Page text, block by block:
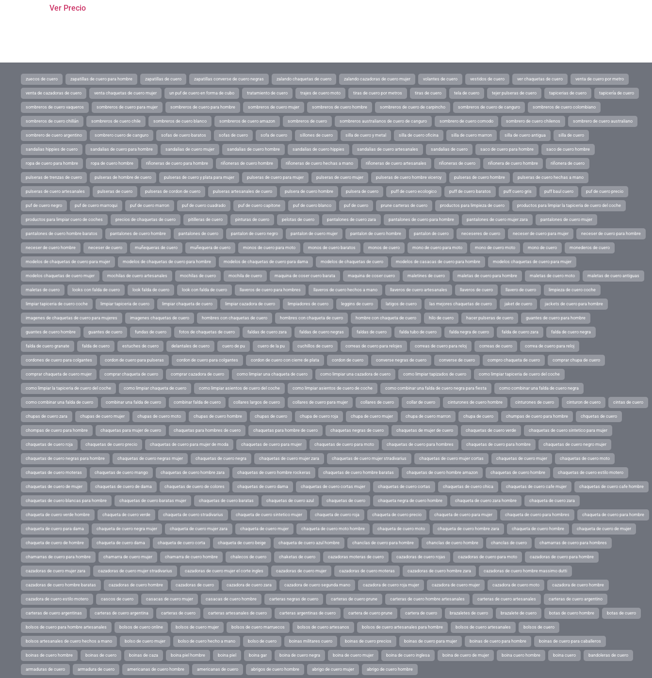
Ver Precio
zuecos de cuero zapatillas de cuero para hombre zapatillas de cuero zapatillas converse de cuero negras zalando chaquetas de cuero zalando cazadoras de cuero mujer volantes de cuero vestidos de cuero ver chaquetas de cuero venta de cuero por metro
venta de cazadoras de cuero venta chaquetas de cuero mujer un puf de cuero en forma de cubo tratamiento de cuero trajes de cuero moto tiras de cuero por metros tiras de cuero tela de cuero tejer pulseras de cuero tapicerias de cuero tapicería de cuero
sombreros de cuero vaqueros sombreros de cuero para mujer sombreros de cuero para hombre sombreros de cuero mujer sombreros de cuero hombre sombreros de cuero de carpincho sombreros de cuero de canguro sombreros de cuero colombiano
sombreros de cuero chillán sombreros de cuero chile sombreros de cuero blanco sombreros de cuero amazon sombreros de cuero sombreros australianos de cuero de canguro sombrero de cuero comodo sombrero de cuero chilenos sombrero de cuero australiano
sombrero de cuero argentino sombrero cuero de canguro sofas de cuero baratos sofas de cuero sofa de cuero sillones de cuero silla de cuero y metal silla de cuero oficina silla de cuero marron silla de cuero antigua silla de cuero
sandalias hippies de cuero sandalias de cuero para hombre sandalias de cuero mujer sandalias de cuero hombre sandalias de cuero hippies sandalias de cuero artesanales sandalias de cuero saco de cuero para hombre saco de cuero hombre
ropa de cuero para hombre ropa de cuero hombre riñoneras de cuero para hombre riñoneras de cuero hombre riñoneras de cuero hechas a mano riñoneras de cuero artesanales riñoneras de cuero riñonera de cuero hombre riñonera de cuero
pulseras de trenzas de cuero pulseras de hombre de cuero pulseras de cuero y plata para mujer pulseras de cuero para mujer pulseras de cuero mujer pulseras de cuero hombre viceroy pulseras de cuero hombre pulseras de cuero hechas a mano
pulseras de cuero artesanales pulseras de cuero pulseras de cordon de cuero pulseras artesanales de cuero pulsera de cuero hombre pulsera de cuero puff de cuero ecologico puff de cuero baratos puff cuero gris puff baul cuero puf de cuero precio
puf de cuero negro puf de cuero marroqui puf de cuero marron puf de cuero cuadrado puf de cuero capitone puf de cuero blanco puf de cuero prune carteras de cuero productos para limpieza de cuero productos para limpiar la tapiceria de cuero del coche
productos para limpiar cuero de coches precios de chaquetas de cuero pitilleras de cuero pinturas de cuero pelotas de cuero pantalones de cuero zara pantalones de cuero para hombre pantalones de cuero mujer zara pantalones de cuero mujer
pantalones de cuero hombre baratos pantalones de cuero hombre pantalones de cuero pantalon de cuero negro pantalon de cuero mujer pantalon de cuero hombre pantalon de cuero neceseres de cuero neceser de cuero para mujer neceser de cuero para hombre
neceser de cuero hombre neceser de cuero muñequeras de cuero muñequera de cuero monos de cuero para moto monos de cuero baratos monos de cuero mono de cuero para moto mono de cuero moto mono de cuero monederos de cuero
modelos de chaquetas de cuero para mujer modelos de chaquetas de cuero para hombre modelos de chaquetas de cuero para dama modelos de chaquetas de cuero modelos de casacas de cuero para hombre modelos chaquetas de cuero para mujer
modelos chaquetas de cuero mujer mochilas de cuero artesanales mochilas de cuero mochila de cuero maquina de coser cuero barata maquina de coser cuero maletines de cuero maletas de cuero para hombre maletas de cuero moto maletas de cuero antiguas
maletas de cuero looks con falda de cuero look falda de cuero look con falda de cuero llaveros de cuero para hombres llaveros de cuero hechos a mano llaveros de cuero artesanales llaveros de cuero llavero de cuero limpieza de cuero coche
limpiar tapiceria de cuero coche limpiar tapiceria de cuero limpiar chaqueta de cuero limpiar cazadora de cuero limpiadores de cuero leggins de cuero latigos de cuero las mejores chaquetas de cuero jaket de cuero jackets de cuero para hombre
imagenes de chaquetas de cuero para mujeres imagenes chaquetas de cuero hombres con chaquetas de cuero hombres con chaqueta de cuero hombre con chaqueta de cuero hilo de cuero hacer pulseras de cuero guantes de cuero para hombre
guantes de cuero hombre guantes de cuero fundas de cuero fotos de chaquetas de cuero faldas de cuero zara faldas de cuero negras faldas de cuero falda tubo de cuero falda negra de cuero falda de cuero zara falda de cuero negra
falda de cuero granate falda de cuero estuches de cuero delantales de cuero cuero de pu cuero de la pu cuchillos de cuero correas de cuero para relojes correas de cuero para reloj correas de cuero correa de cuero para reloj
cordones de cuero para colgantes cordon de cuero para pulseras cordon de cuero para colgantes cordon de cuero con cierre de plata cordon de cuero converse negras de cuero converse de cuero compro chaqueta de cuero comprar chupa de cuero
comprar chaqueta de cuero mujer comprar chaqueta de cuero comprar cazadora de cuero como limpiar una chaqueta de cuero como limpiar una cazadora de cuero como limpiar tapizados de cuero como limpiar tapiceria de cuero del coche
como limpiar la tapiceria de cuero del coche como limpiar chaqueta de cuero como limpiar asientos de cuero del coche como limpiar asientos de cuero de coche como combinar una falda de cuero negra para fiesta como combinar una falda de cuero negra
como combinar una falda de cuero combinar una falda de cuero combinar falda de cuero collares largos de cuero collares de cuero para mujer collares de cuero collar de cuero cinturones de cuero hombre cinturones de cuero cinturon de cuero cintas de cuero
chupas de cuero zara chupas de cuero mujer chupas de cuero moto chupas de cuero hombre chupas de cuero chupa de cuero roja chupa de cuero mujer chupa de cuero marron chupa de cuero chumpas de cuero para hombre chquetas de cuero
chompas de cuero para hombre chaquetas para mujer de cuero chaquetas para hombres de cuero chaquetas para hombre de cuero chaquetas negras de cuero chaquetas de mujer de cuero chaquetas de cuero verde chaquetas de cuero sintetico para mujer
chaquetas de cuero roja chaquetas de cuero precio chaquetas de cuero para mujer de moda chaquetas de cuero para mujer chaquetas de cuero para moto chaquetas de cuero para hombres chaquetas de cuero para hombre chaquetas de cuero negro mujer
chaquetas de cuero negras para hombre chaquetas de cuero negras mujer chaquetas de cuero negra chaquetas de cuero mujer zara chaquetas de cuero mujer stradivarius chaquetas de cuero mujer cortas chaquetas de cuero mujer chaquetas de cuero moto
chaquetas de cuero moteras chaquetas de cuero mango chaquetas de cuero hombre zara chaquetas de cuero hombre rockeras chaquetas de cuero hombre baratas chaquetas de cuero hombre amazon chaquetas de cuero hombre chaquetas de cuero estilo motero
chaquetas de cuero de mujer chaquetas de cuero de dama chaquetas de cuero de colores chaquetas de cuero dama chaquetas de cuero cortas mujer chaquetas de cuero cortas chaquetas de cuero chica chaquetas de cuero cafe mujer chaquetas de cuero cafe hombre
chaquetas de cuero blancas para hombre chaquetas de cuero baratas mujer chaquetas de cuero baratas chaquetas de cuero azul chaquetas de cuero chaqueta negra de cuero hombre chaqueta de cuero zara hombre chaqueta de cuero zara
chaqueta de cuero verde hombre chaqueta de cuero verde chaqueta de cuero stradivarius chaqueta de cuero sintetico mujer chaqueta de cuero roja chaqueta de cuero precio chaqueta de cuero para mujer chaqueta de cuero para hombres chaqueta de cuero para hombre
chaqueta de cuero para dama chaqueta de cuero negra mujer chaqueta de cuero mujer zara chaqueta de cuero mujer chaqueta de cuero moto hombre chaqueta de cuero moto chaqueta de cuero hombre zara chaqueta de cuero hombre chaqueta de cuero de mujer
chaqueta de cuero de hombre chaqueta de cuero dama chaqueta de cuero corta chaqueta de cuero beige chaqueta de cuero azul hombre chanclas de cuero para hombre chanclas de cuero hombre chanclas de cuero chamarras de cuero para hombres
chamarras de cuero para hombre chamarra de cuero mujer chamarra de cuero hombre chalecos de cuero chaketas de cuero cazadoras moteras de cuero cazadoras de cuero rojas cazadoras de cuero para moto cazadoras de cuero para hombre
cazadoras de cuero mujer zara cazadoras de cuero mujer stradivarius cazadoras de cuero mujer el corte ingles cazadoras de cuero mujer cazadoras de cuero moteras cazadoras de cuero hombre zara cazadoras de cuero hombre massimo dutti
cazadoras de cuero hombre baratas cazadoras de cuero hombre cazadoras de cuero cazadora de cuero zara cazadora de cuero segunda mano cazadora de cuero roja mujer cazadora de cuero mujer cazadora de cuero moto cazadora de cuero hombre
cazadora de cuero estilo motero cascos de cuero casacas de cuero mujer casacas de cuero hombre carteras negras de cuero carteras de cuero prune carteras de cuero hombre artesanales carteras de cuero artesanales carteras de cuero argentino
carteras de cuero argentinas carteras de cuero argentina carteras de cuero carteras artesanales de cuero carteras argentinas de cuero cartera de cuero prune cartera de cuero brazaletes de cuero brazalete de cuero botas de cuero hombre botas de cuero
bolsos de cuero para hombre artesanales bolsos de cuero online bolsos de cuero mujer bolsos de cuero marruecos bolsos de cuero artesanos bolsos de cuero artesanales para hombre bolsos de cuero artesanales bolsos de cuero
bolsos artesanales de cuero hechos a mano bolso de cuero mujer bolso de cuero hecho a mano bolso de cuero boinas militares cuero boinas de cuero precios boinas de cuero para mujer boinas de cuero para hombre boinas de cuero para caballeros
boinas de cuero hombre boinas de cuero boinas de caza boina piel hombre boina piel boina gar boina de cuero negra boina de cuero mujer boina de cuero inglesa boina de cuero de mujer boina cuero hombre boina cuero bandoleras de cuero
armaduras de cuero armadura de cuero americanas de cuero hombre americanas de cuero abrigos de cuero hombre abrigo de cuero mujer abrigo de cuero hombre